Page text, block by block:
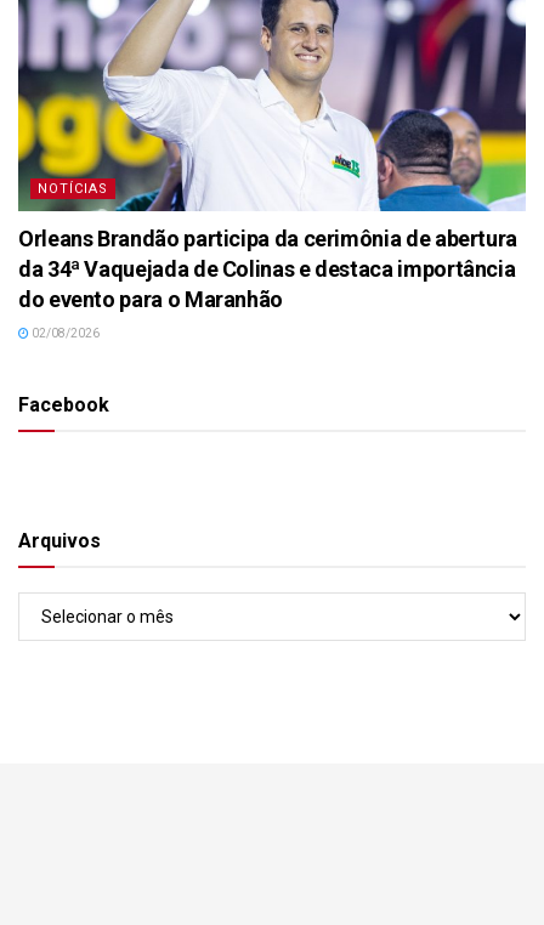
NOTÍCIAS
Orleans Brandão participa da cerimônia de abertura
da 34ª Vaquejada de Colinas e destaca importância
do evento para o Maranhão
02/08/2026
Facebook
Arquivos